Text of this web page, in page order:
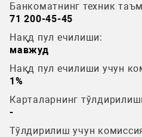
Банкоматнинг техник
71 200-45-45
Нақд пул ечилиши:
мавжуд
Нақд пул ечилиши учун
1%
Карталарнинг
-
Тўлдирилиш учун